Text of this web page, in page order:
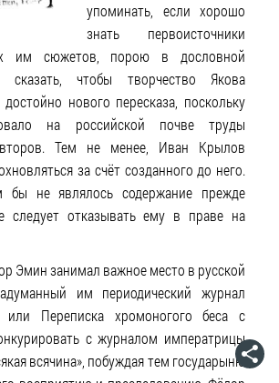
упоминать, если хорошо
знать первоисточники
им сюжетов, порою в дословной
сказать, чтобы творчество Якова
нового пересказа, поскольку
на российской почве труды
Тем не менее, Иван Крылов
за счёт созданного до него.
бы не являлось содержание прежде
следует отказывать ему в праве на
Эмин занимал важное место в русской
им периодический журнал
или Переписка хромоногого беса с
с журналом императрицы
всячина», побуждая тем государыню